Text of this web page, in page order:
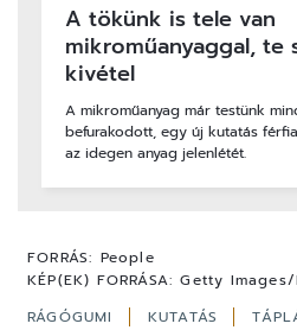
A tökünk is tele van
mikroműanyaggal, te
kivétel
A mikroműanyag már testünk
befurakodott, egy új kutatás
az idegen anyag jelenlétét.
FORRÁS: People
KÉP(EK) FORRÁSA: Getty
RÁGÓGUMI
KUTATÁS